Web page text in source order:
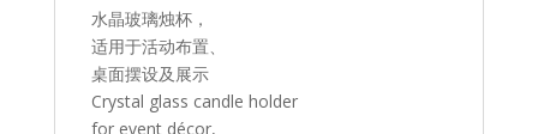
水晶玻璃烛杯，
适用于活动布置、
桌面摆设及展示
Crystal glass candle holder
for event décor,